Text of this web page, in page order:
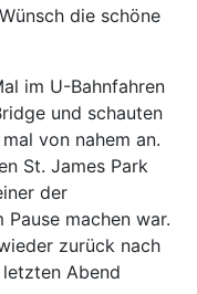
die schöne
im U-Bahnfahren
und schauten
von nahem an.
St. James Park
der
machen war.
zurück nach
Abend